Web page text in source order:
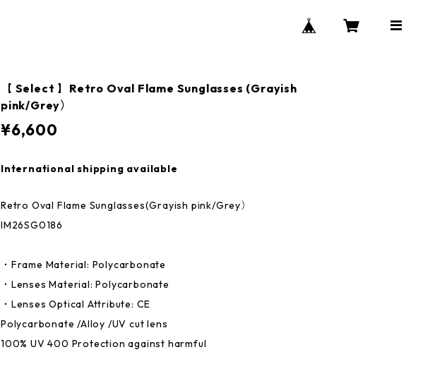
【 Select 】Retro Oval Flame Sunglasses (Grayish
pink/Grey）
¥6,600
International shipping available
Retro Oval Flame Sunglasses(Grayish pink/Grey）
IM26SG0186
・Frame Material: Polycarbonate
・Lenses Material: Polycarbonate
・Lenses Optical Attribute: CE
Polycarbonate /Alloy /UV cut lens
100% UV 400 Protection against harmful